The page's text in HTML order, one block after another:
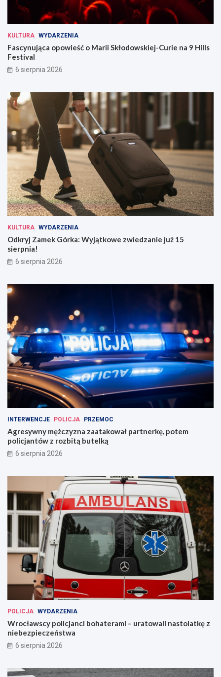
KULTURA WYDARZENIA
Fascynująca opowieść o Marii Skłodowskiej-Curie na 9 Hills
Festival
6 sierpnia 2026
KULTURA WYDARZENIA
Odkryj Zamek Górka: Wyjątkowe zwiedzanie już 15
sierpnia!
6 sierpnia 2026
INTERWENCJE POLICJA PRZEMOC
Agresywny mężczyzna zaatakował partnerkę, potem
policjantów z rozbitą butelką
6 sierpnia 2026
POLICJA WYDARZENIA
Wrocławscy policjanci bohaterami – uratowali nastolatkę z
niebezpieczeństwa
6 sierpnia 2026